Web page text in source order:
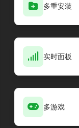
多重安装
实时面板
多游戏